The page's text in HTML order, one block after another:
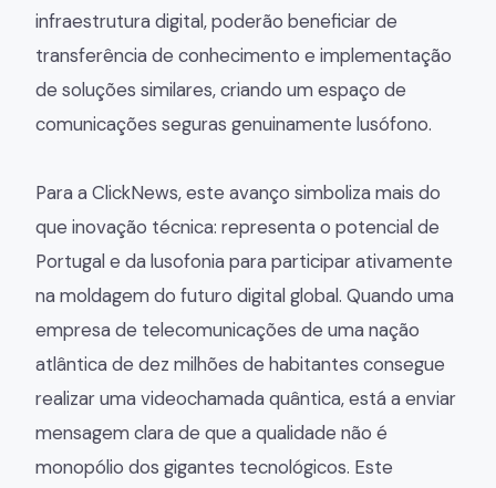
infraestrutura digital, poderão beneficiar de
transferência de conhecimento e implementação
de soluções similares, criando um espaço de
comunicações seguras genuinamente lusófono.
Para a ClickNews, este avanço simboliza mais do
que inovação técnica: representa o potencial de
Portugal e da lusofonia para participar ativamente
na moldagem do futuro digital global. Quando uma
empresa de telecomunicações de uma nação
atlântica de dez milhões de habitantes consegue
realizar uma videochamada quântica, está a enviar
mensagem clara de que a qualidade não é
monopólio dos gigantes tecnológicos. Este